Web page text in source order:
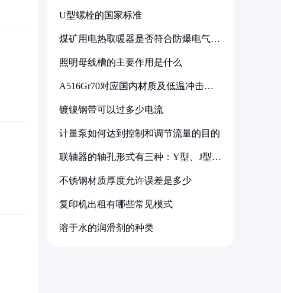
U型螺栓的国家标准
煤矿用电热取暖器是否符合防爆电气设
照明母线槽的主要作用是什么
A516Gr70对应国内材质及低温冲击要
镀镍钢带可以过多少电流
计量泵如何达到控制和调节流量的目的
联轴器的轴孔形式有三种：Y型、J型、
不锈钢材质厚度允许误差是多少
复印机出租有哪些常见模式
溶于水的润滑剂的种类